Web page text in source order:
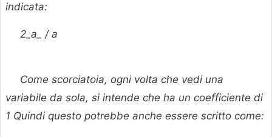
indicata:
2_a_ /a
Come scorciatoia, ogni volta che vedi una
variabile da sola, si intende che ha un coefficiente di
1 Quindi questo potrebbe anche essere scritto come: